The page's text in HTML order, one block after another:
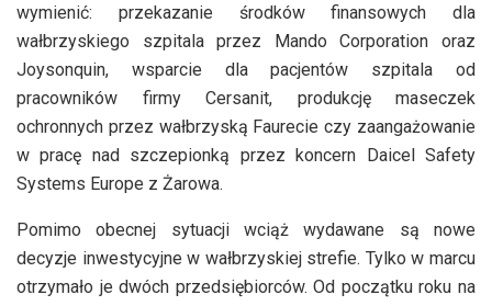
wymienić: przekazanie środków finansowych dla
wałbrzyskiego szpitala przez Mando Corporation oraz
Joysonquin, wsparcie dla pacjentów szpitala od
pracowników firmy Cersanit, produkcję maseczek
ochronnych przez wałbrzyską Faurecie czy zaangażowanie
w pracę nad szczepionką przez koncern Daicel Safety
Systems Europe z Żarowa.
Pomimo obecnej sytuacji wciąż wydawane są nowe
decyzje inwestycyjne w wałbrzyskiej strefie. Tylko w marcu
otrzymało je dwóch przedsiębiorców. Od początku roku na